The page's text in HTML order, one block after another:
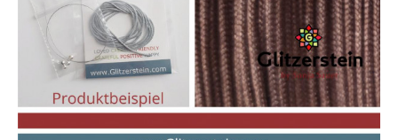
Die
Optionen
können
auf
der